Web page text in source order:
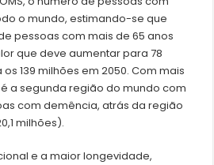
o mundo, estimando-se que
pessoas com mais de 65 anos
que deve aumentar para 78
139 milhões em 2050. Com mais
é a segunda região do mundo com
com demência, atrás da região
milhões).
e a maior longevidade,